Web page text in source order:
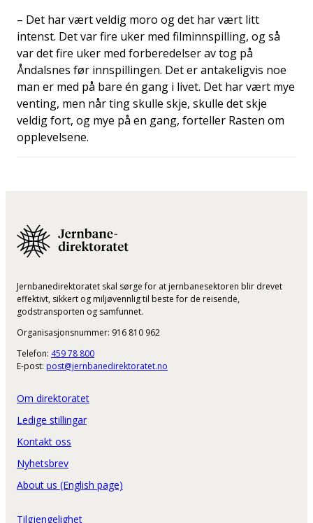
– Det har vært veldig moro og det har vært litt
intenst. Det var fire uker med filminnspilling, og så
var det fire uker med forberedelser av tog på
Åndalsnes før innspillingen. Det er antakeligvis noe
man er med på bare én gang i livet. Det har vært mye
venting, men når ting skulle skje, skulle det skje
veldig fort, og mye på en gang, forteller Rasten om
opplevelsene.
Jernbanedirektoratet skal sørge for at jernbanesektoren blir drevet
effektivt, sikkert og miljøvennlig til beste for de reisende,
godstransporten og samfunnet.
Organisasjonsnummer: 916 810 962
Telefon: 459 78 800
E-post: post@jernbanedirektoratet.no
Om direktoratet
Ledige stillingar
Kontakt oss
Nyhetsbrev
About us (English page)
Tilgjengelighet